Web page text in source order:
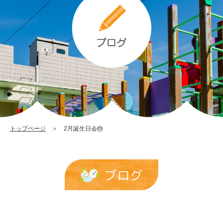
🎂
|
報
恩
保
育
園
トップページ ＞ 2月誕生日会🎂
ブログ